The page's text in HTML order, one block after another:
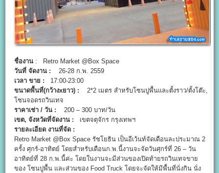
ชื่องาน : Retro Market @Box Space
วันที่ จัดงาน :
26-28 ก.พ. 2559
เวลา ขาย :
17:00-23:00
ขนาดพื้นที่(กว้างxยาว) : 2*2 เมตร สำหรับโซนปูพื้นและตั้งราว/ตั้งโต๊ะ,
โซนจอดรถวินเทจ
ราคาเช่า / วัน :
200 – 300 บาท/วัน
เขต, จังหวัดที่จัดงาน : เขตจตุจักร กรุงเทพฯ
รายละเอียด งานที่จัด :
Retro Market @Box Space รัชโยธิน เป็นอีเว้นท์จัดเดือนละประมาณ 2
ครั้ง ศุกร์-อาทิตย์ โดยสำหรับเดือนก.พ.นี้งานจะจัดวันศุกร์ที่ 26 – วัน
อาทิตย์ที่ 28 ก.พ.นี้ค่ะ โดยในงานจะมีส่วนของเปิดท้ายรถวินเทจขาย
ของ โซนปูพื้น และส่วนของ Food Truck โดยจะจัดให้มีพื้นที่นั่งกิน นั่ง